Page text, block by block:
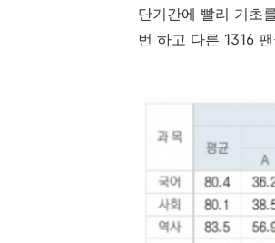
단기간에 빨리 기초
번 하고 다른 1316